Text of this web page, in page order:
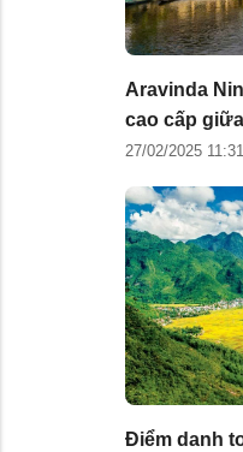
Aravinda
cao cấp
27/02/2025 11:31
Điểm danh